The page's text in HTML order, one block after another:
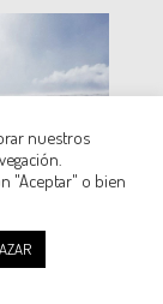
nuestros
"Aceptar" o bien